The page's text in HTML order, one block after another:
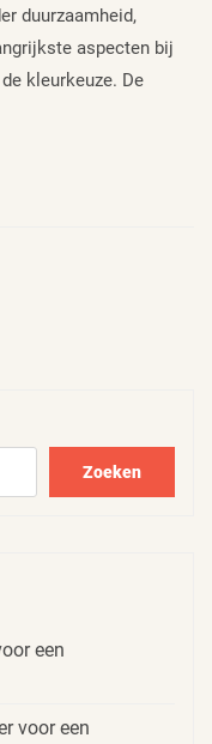
duurzaamheid,
aspecten bij
kleurkeuze. De
Zoeken
een
voor een